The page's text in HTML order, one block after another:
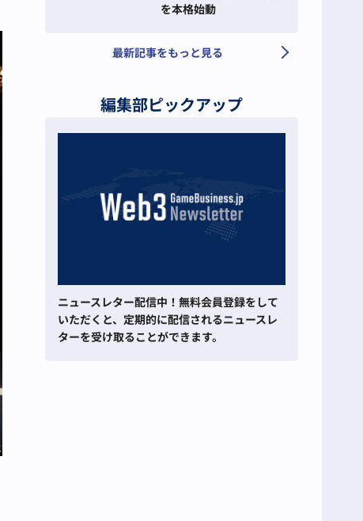
を本格始動
最新記事をもっと見る
編集部ピックアップ
ニュースレター配信中！無料会員登録をして
いただくと、定期的に配信されるニュースレ
ターを受け取ることができます。